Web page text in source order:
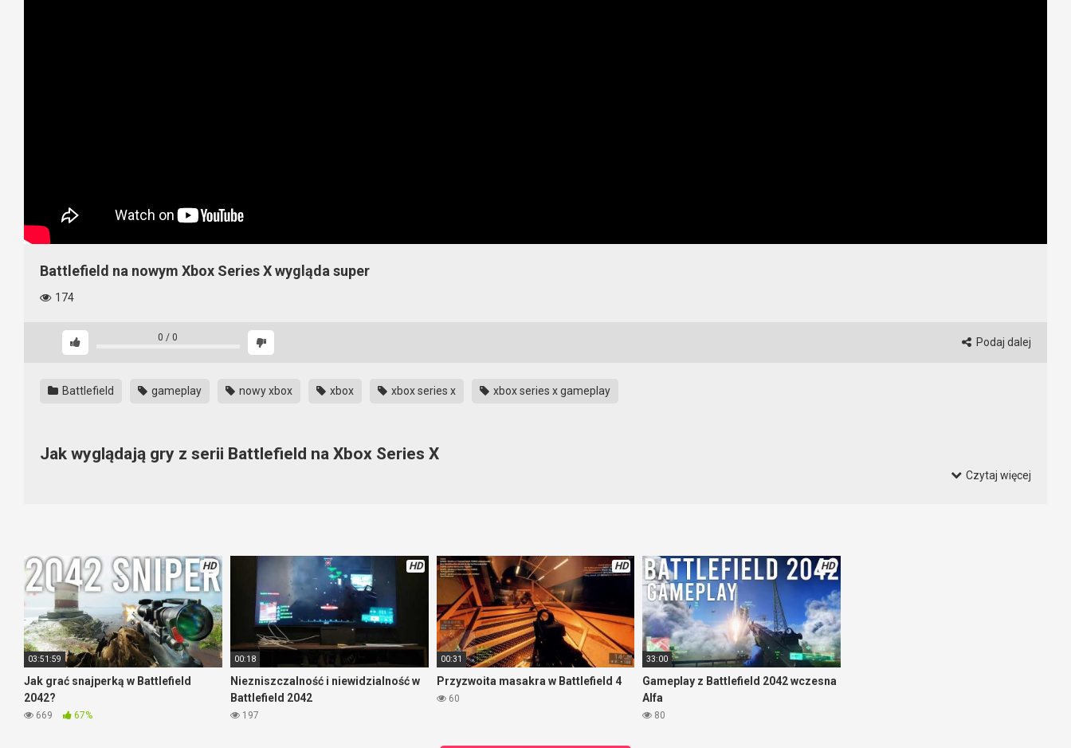
Battlefield na nowym Xbox Series X wygląda super
174
0 / 0 Podaj dalej
Battlefield gameplay nowy xbox xbox xbox series x xbox series x gameplay
Jak wyglądają gry z serii Battlefield na Xbox Series X
Czytaj więcej
HD
03:51:59
Jak grać snajperką w Battlefield
2042?
669 67%
HD
00:18
Niezniszczalność i niewidzialność w
Battlefield 2042
197
HD
00:31
Przyzwoita masakra w Battlefield 4
60
HD
33:00
Gameplay z Battlefield 2042 wczesna
Alfa
80